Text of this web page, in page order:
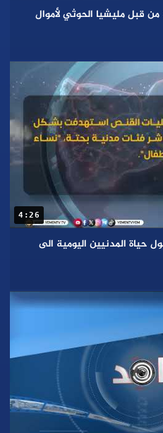
قبل مليشيا الحوثي لأموال
4:26
حياة المدنيين اليومية الى